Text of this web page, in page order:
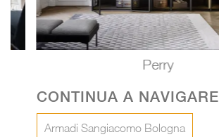
Perry
CONTINUA A NAVIGARE
Armadi Sangiacomo Bologna